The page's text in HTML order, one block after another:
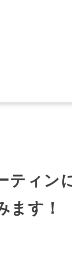
ィン
ます！